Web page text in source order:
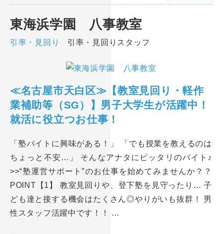
東海浜学園 八事教室
引率・見回り 引率・見回りスタッフ
≪名古屋市天白区≫【教室見回り・軽作
業補助等（SG）】男子大学生が活躍中！
就活に役立つお仕事！
「塾バイトに興味がある！」 「でも授業を教えるのは
ちょっと不安…」 そんなアナタにピッタリのバイト♪
>>“塾運営サポート”のお仕事を始めてみませんか？？
POINT【1】 教室見回りや、登下塾を見守ったり… 子
ども達と接する機会はたくさん◎やりがいも抜群！ 男
性スタッフ活躍中です！！ …